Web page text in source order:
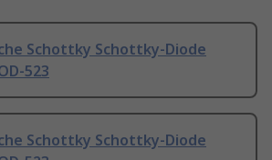
Schottky Schottky-Diode
523
Schottky Schottky-Diode